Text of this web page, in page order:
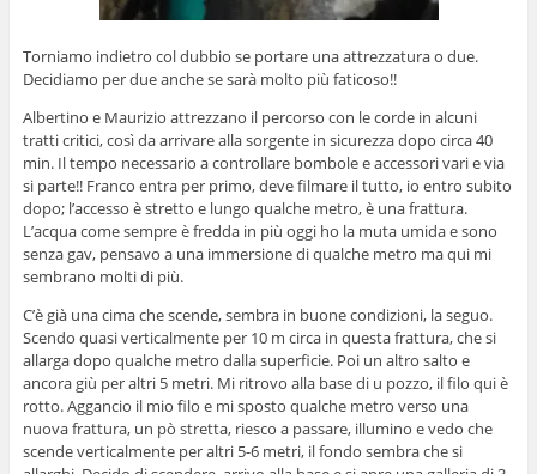
Torniamo indietro col dubbio se portare una attrezzatura o due.
Decidiamo per due anche se sarà molto più faticoso!!
Albertino e Maurizio attrezzano il percorso con le corde in alcuni
tratti critici, così da arrivare alla sorgente in sicurezza dopo circa 40
min. Il tempo necessario a controllare bombole e accessori vari e via
si parte!! Franco entra per primo, deve filmare il tutto, io entro subito
dopo; l’accesso è stretto e lungo qualche metro, è una frattura.
L’acqua come sempre è fredda in più oggi ho la muta umida e sono
senza gav, pensavo a una immersione di qualche metro ma qui mi
sembrano molti di più.
C’è già una cima che scende, sembra in buone condizioni, la seguo.
Scendo quasi verticalmente per 10 m circa in questa frattura, che si
allarga dopo qualche metro dalla superficie. Poi un altro salto e
ancora giù per altri 5 metri. Mi ritrovo alla base di u pozzo, il filo qui è
rotto. Aggancio il mio filo e mi sposto qualche metro verso una
nuova frattura, un pò stretta, riesco a passare, illumino e vedo che
scende verticalmente per altri 5-6 metri, il fondo sembra che si